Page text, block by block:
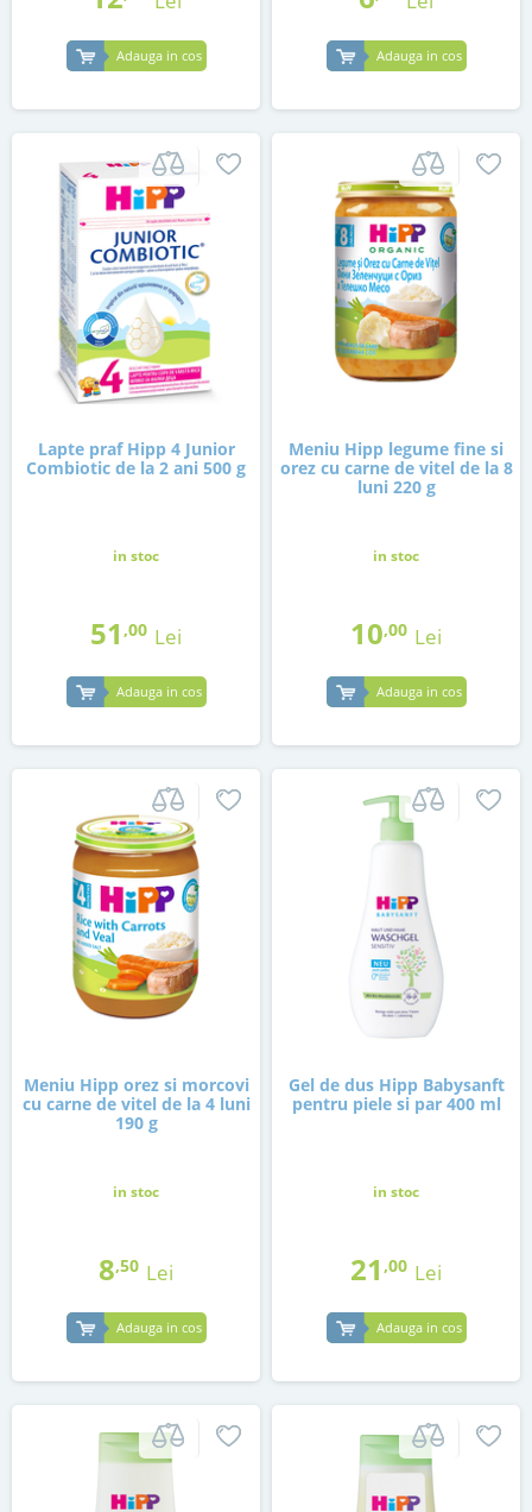
Adauga in cos Adauga in cos
Lapte praf Hipp 4 Junior
Combiotic de la 2 ani 500 g
in stoc
51 ,00 Lei
Adauga in cos
Meniu Hipp legume fine si
orez cu carne de vitel de la 8
luni 220 g
in stoc
10,00 Lei
Adauga in cos
Meniu Hipp orez si morcovi
cu carne de vitel de la 4 luni
190 g
in stoc
8,50 Lei
Adauga in cos
Gel de dus Hipp Babysanft
pentru piele si par 400 ml
in stoc
21 ,00 Lei
Adauga in cos